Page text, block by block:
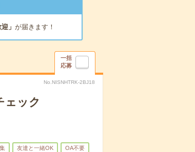
」 が届きます！
一括
応募
No.NISNHTRK-2BJ18
ェック
友達と一緒OK OA不要